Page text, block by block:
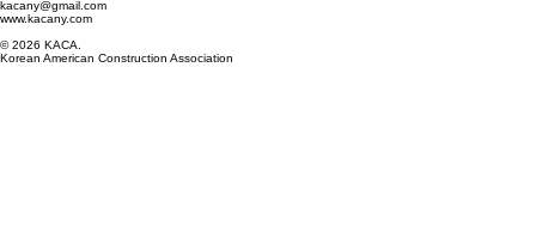
kacany@gmail.com
www.kacany.com
© 2026 KACA.
Korean American Construction Association